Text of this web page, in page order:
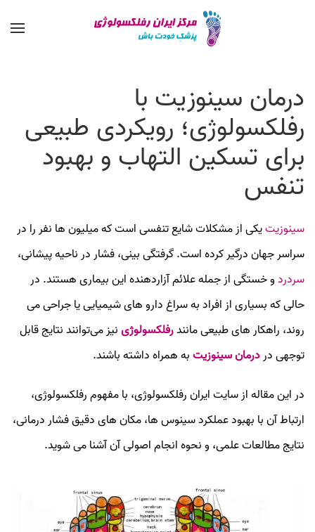
درمان سینوزیت با
رفلکسولوژی؛ رویکردی طبیعی
برای تسکین التهاب و بهبود
تنفس
سینوزیتیکی از مشکلات شایع تنفسی است که میلیون‌ ها نفر را در
سراسر جهان درگیر کرده است. گرفتگی بینی، فشار در ناحیه پیشانی،
سردردو خستگی از جمله علائم آزاردهنده این بیماری هستند. در
حالی که بسیاری از افراد به سراغ دارو های شیمیایی یا جراحی می‌
روند، راهکار های طبیعی مانندرفلکسولوژینیز می‌توانند نتایج قابل
توجهی دردرمان سینوزیتبه همراه داشته باشند.
در این مقاله از سایت ایران رفلکسولوژی، با مفهوم رفلکسولوژی،
ارتباط آن با بهبود عملکرد سینوس‌ ها، مکان‌ های دقیق فشار درمانی،
نتایج مطالعات علمی، و نحوه انجام اصولی آن آشنا می‌ شوید.